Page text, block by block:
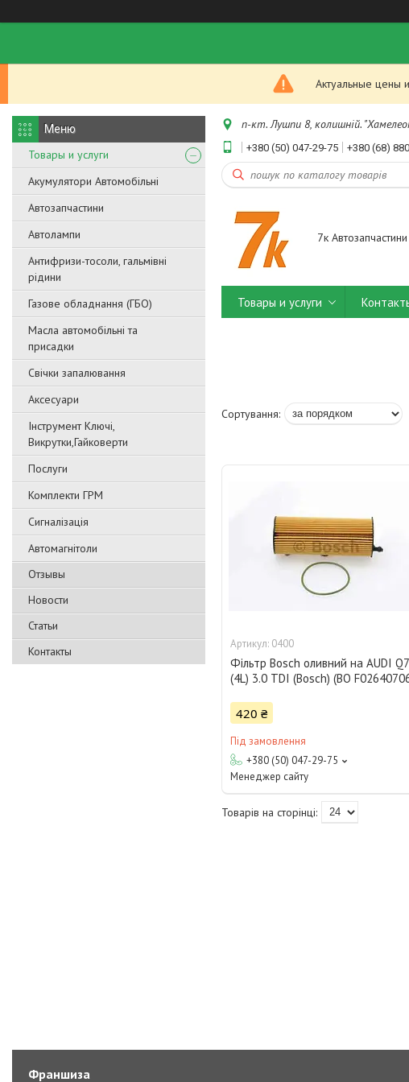
Актуальные цены
Товары и услуги
Акумулятори Автомобільні
Автозапчастини
Автолампи
Антифризи-тосоли, гальмівні
рідини
Газове обладнання (ГБО)
Масла автомобільні та
присадки
Свічки запалювання
Аксесуари
Інструмент Ключі,
Викрутки,Гайковерти
Послуги
Комплекти ГРМ
Сигналізація
Автомагнітоли
Отзывы
Новости
Статьи
Контакты
п-кт. Лушпи 8, колишній.
+380 (50) 047-29-75 +380 (68)
7к
Товары и услуги
0400
Фільтр Bosch оливний на AUDI Q7
(4L) 3.0 TDI (Bosch) (BO
420 ₴
Під замовлення
+380 (50) 047-29-75
Менеджер сайту
Франшиза